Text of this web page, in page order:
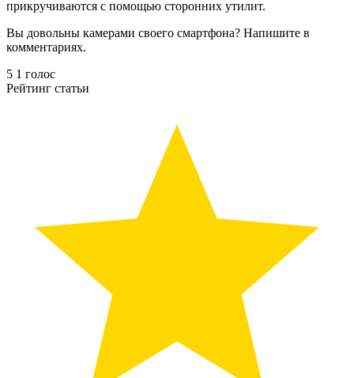
прикручиваются с помощью сторонних утилит.
Вы довольны камерами своего смартфона? Напишите в
комментариях.
5 1 голос
Рейтинг статьи